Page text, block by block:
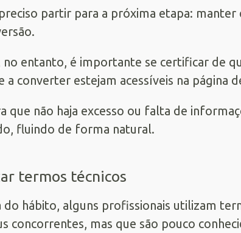
partir para a próxima etapa:
no entanto, é importante se certificar de
a converter estejam acessíveis na página
que não haja excesso ou falta de
fluindo de forma natural.
termos técnicos
do hábito, alguns profissionais utilizam
concorrentes, mas que são pouco